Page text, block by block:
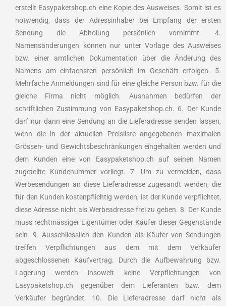
erstellt Easypaketshop.ch eine Kopie des Ausweises. Somit ist es
notwendig, dass der Adressinhaber bei Empfang der ersten
Sendung die Abholung persönlich vornimmt. 4.
Namensänderungen können nur unter Vorlage des Ausweises
bzw. einer amtlichen Dokumentation über die Änderung des
Namens am einfachsten persönlich im Geschäft erfolgen. 5.
Mehrfache Anmeldungen sind für eine gleiche Person bzw. für die
gleiche Firma nicht möglich. Ausnahmen bedürfen der
schriftlichen Zustimmung von Easypaketshop.ch. 6. Der Kunde
darf nur dann eine Sendung an die Lieferadresse senden lassen,
wenn die in der aktuellen Preisliste angegebenen maximalen
Grössen- und Gewichtsbeschränkungen eingehalten werden und
dem Kunden eine von Easypaketshop.ch auf seinen Namen
zugeteilte Kundenummer vorliegt. 7. Um zu vermeiden, dass
Werbesendungen an diese Lieferadresse zugesandt werden, die
für den Kunden kostenpflichtig werden, ist der Kunde verpflichtet,
diese Adresse nicht als Werbeadresse frei zu geben. 8. Der Kunde
muss rechtmässiger Eigentümer oder Käufer dieser Gegenstände
sein. 9. Ausschliesslich den Kunden als Käufer von Sendungen
treffen Verpflichtungen aus dem mit dem Verkäufer
abgeschlossenen Kaufvertrag. Durch die Aufbewahrung bzw.
Lagerung werden insoweit keine Verpflichtungen von
Easypaketshop.ch gegenüber dem Lieferanten bzw. dem
Verkäufer begründet. 10. Die Lieferadresse darf nicht als